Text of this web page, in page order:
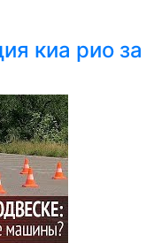
киа рио за